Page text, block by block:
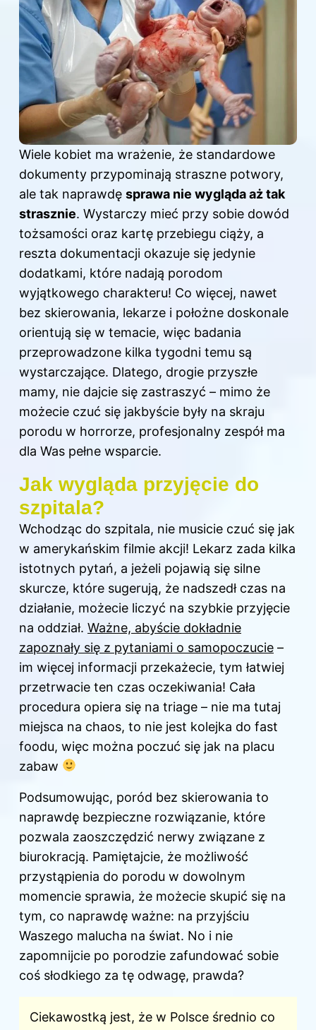
Wiele kobiet ma wrażenie, że standardowe
dokumenty przypominają straszne potwory,
ale tak naprawdę sprawa nie wygląda aż tak
strasznie. Wystarczy mieć przy sobie dowód
tożsamości oraz kartę przebiegu ciąży, a
reszta dokumentacji okazuje się jedynie
dodatkami, które nadają porodom
wyjątkowego charakteru! Co więcej, nawet
bez skierowania, lekarze i położne doskonale
orientują się w temacie, więc badania
przeprowadzone kilka tygodni temu są
wystarczające. Dlatego, drogie przyszłe
mamy, nie dajcie się zastraszyć – mimo że
możecie czuć się jakbyście były na skraju
porodu w horrorze, profesjonalny zespół ma
dla Was pełne wsparcie.
Jak wygląda przyjęcie do
szpitala?
Wchodząc do szpitala, nie musicie czuć się jak
w amerykańskim filmie akcji! Lekarz zada kilka
istotnych pytań, a jeżeli pojawią się silne
skurcze, które sugerują, że nadszedł czas na
działanie, możecie liczyć na szybkie przyjęcie
na oddział. Ważne, abyście dokładnie
zapoznały się z pytaniami o samopoczucie –
im więcej informacji przekażecie, tym łatwiej
przetrwacie ten czas oczekiwania! Cała
procedura opiera się na triage – nie ma tutaj
miejsca na chaos, to nie jest kolejka do fast
foodu, więc można poczuć się jak na placu
zabaw
Podsumowując, poród bez skierowania to
naprawdę bezpieczne rozwiązanie, które
pozwala zaoszczędzić nerwy związane z
biurokracją. Pamiętajcie, że możliwość
przystąpienia do porodu w dowolnym
momencie sprawia, że możecie skupić się na
tym, co naprawdę ważne: na przyjściu
Waszego malucha na świat. No i nie
zapomnijcie po porodzie zafundować sobie
coś słodkiego za tę odwagę, prawda?
Ciekawostką jest, że w Polsce średnio co